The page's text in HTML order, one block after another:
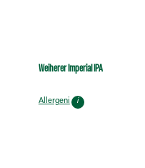
Weiherer Imperial IPA
Allergeni i